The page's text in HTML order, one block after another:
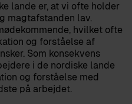
lande er, at vi ofte holder
magtafstanden lav.
hvilket ofte
og forståelse af
Som konsekvens
i de nordiske lande
og forståelse med
på arbejdet.